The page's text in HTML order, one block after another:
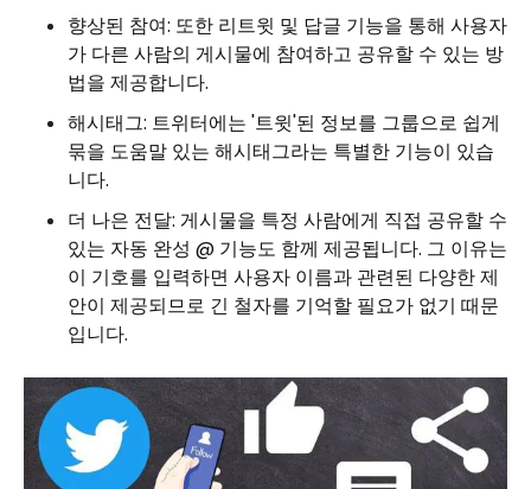
향상된 참여: 또한 리트윗 및 답글 기능을 통해 사용자
가 다른 사람의 게시물에 참여하고 공유할 수 있는 방
법을 제공합니다.
해시태그: 트위터에는 '트윗'된 정보를 그룹으로 쉽게
묶을 도움말 있는 해시태그라는 특별한 기능이 있습
니다.
더 나은 전달: 게시물을 특정 사람에게 직접 공유할 수
있는 자동 완성 @ 기능도 함께 제공됩니다. 그 이유는
이 기호를 입력하면 사용자 이름과 관련된 다양한 제
안이 제공되므로 긴 철자를 기억할 필요가 없기 때문
입니다.